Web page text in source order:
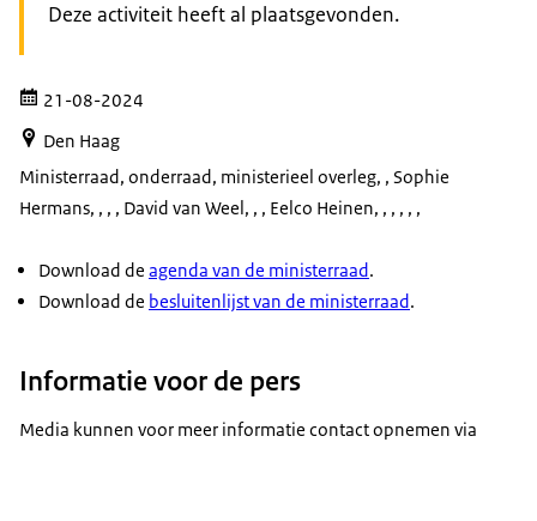
Deze activiteit heeft al plaatsgevonden.
21-08-2024
Den Haag
Ministerraad, onderraad, ministerieel overleg, , Sophie
Hermans, , , , David van Weel, , , Eelco Heinen, , , , , ,
Download de agenda van de ministerraad.
Download de besluitenlijst van de ministerraad.
Informatie voor de pers
Media kunnen voor meer informatie contact opnemen via